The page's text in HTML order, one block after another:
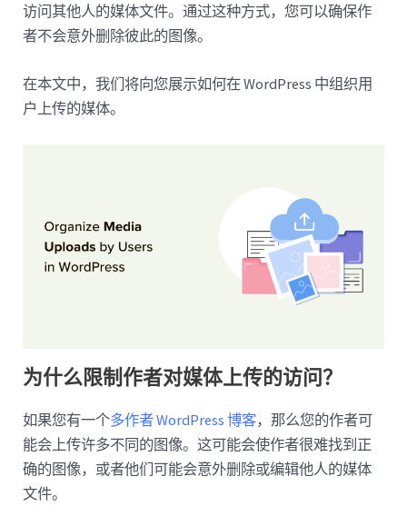
访问其他人的媒体文件。通过这种方式，您可以确保作
者不会意外删除彼此的图像。
在本文中，我们将向您展示如何在 WordPress 中组织用
户上传的媒体。
为什么限制作者对媒体上传的访问？
如果您有一个多作者 WordPress 博客，那么您的作者可
能会上传许多不同的图像。这可能会使作者很难找到正
确的图像，或者他们可能会意外删除或编辑他人的媒体
文件。